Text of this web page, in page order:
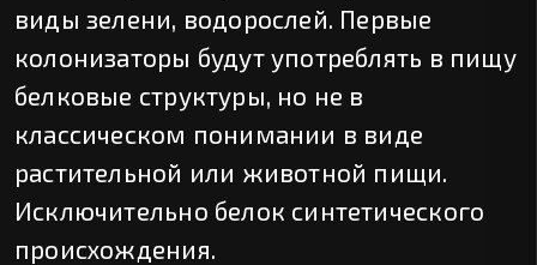
виды зелени, водорослей. Первые
колонизаторы будут употреблять в пищу
белковые структуры, но не в
классическом понимании в виде
растительной или животной пищи.
Исключительно белок синтетического
происхождения.